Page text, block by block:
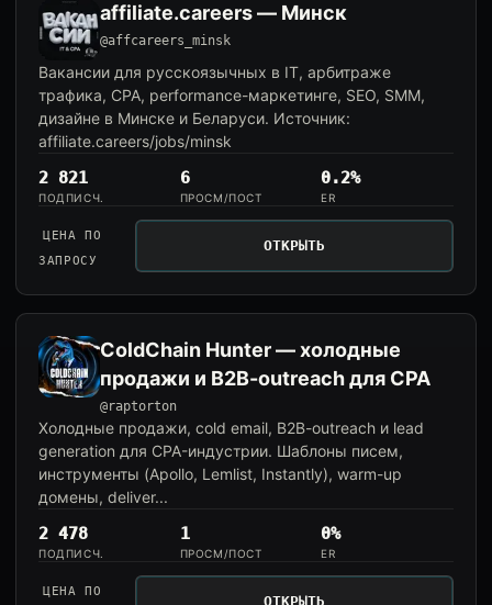
affiliate.careers — Минск
@affcareers_minsk
Вакансии для русскоязычных в IT, арбитраже
трафика, CPA, performance-маркетинге, SEO, SMM,
дизайне в Минске и Беларуси. Источник:
affiliate.careers/jobs/minsk
2 821
ПОДПИСЧ.
6
ПРОСМ/ПОСТ
0.2%
ER
ЦЕНА ПО
ЗАПРОСУ
ОТКРЫТЬ
ColdChain Hunter — холодные
продажи и B2B-outreach для CPA
@raptorton
Холодные продажи, cold email, B2B-outreach и lead
generation для CPA-индустрии. Шаблоны писем,
инструменты (Apollo, Lemlist, Instantly), warm-up
домены, deliver...
2 478
ПОДПИСЧ.
1
ПРОСМ/ПОСТ
0%
ER
ЦЕНА ПО
ОТКРЫТЬ